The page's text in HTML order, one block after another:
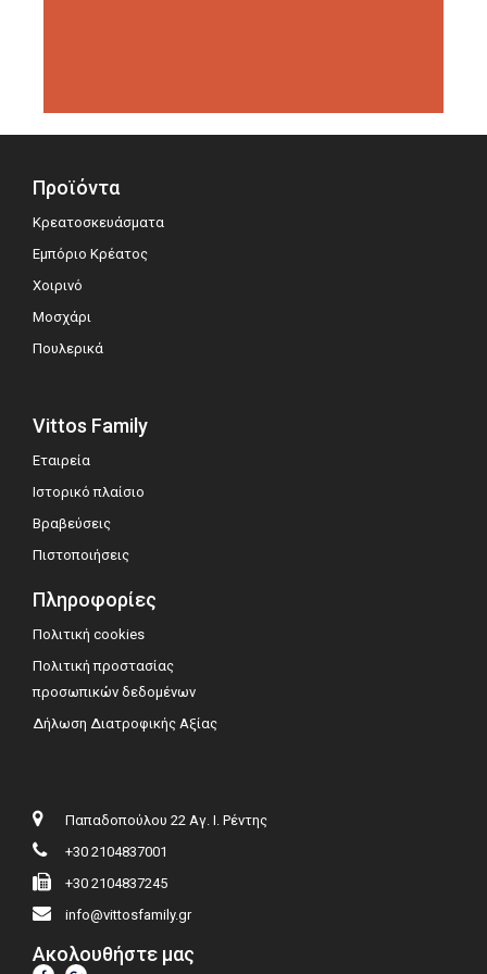
Προϊόντα
Κρεατοσκευάσματα
Εμπόριο Κρέατος
Χοιρινό
Μοσχάρι
Πουλερικά
Vittos Family
Εταιρεία
Ιστορικό πλαίσιο
Βραβεύσεις
Πιστοποιήσεις
Πληροφορίες
Πολιτική cookies
Πολιτική προστασίας
προσωπικών δεδομένων
Δήλωση Διατροφικής Αξίας
Παπαδοπούλου 22 Αγ. Ι. Ρέντης
+30 2104837001
+30 2104837245
info@vittosfamily.gr
Ακολουθήστε μας